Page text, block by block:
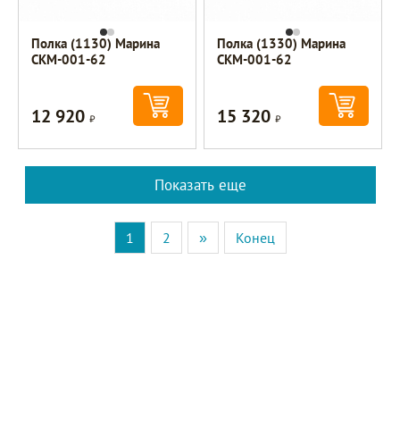
Полка (1130) Марина
СКМ-001-62
12 920Р
Полка (1330) Марина
СКМ-001-62
15 320Р
Показать еще
1 2 » Конец